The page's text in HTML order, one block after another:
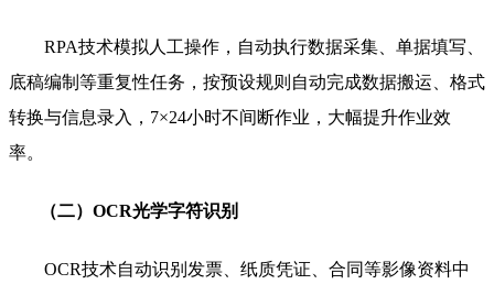
RPA技术模拟人工操作，自动执行数据采集、单据填写、
底稿编制等重复性任务，按预设规则自动完成数据搬运、格式
转换与信息录入，7×24小时不间断作业，大幅提升作业效
率。
（二）OCR光学字符识别
OCR技术自动识别发票、纸质凭证、合同等影像资料中